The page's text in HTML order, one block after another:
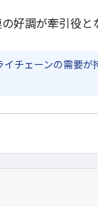
好調が牽引役と
チェーンの需要